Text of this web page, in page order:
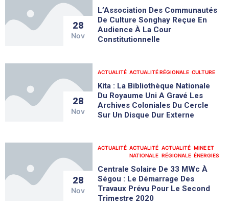
28
Nov
L’Association Des Communautés
De Culture Songhay Reçue En
Audience À La Cour
Constitutionnelle
28
Nov
ACTUALITÉ ACTUALITÉ RÉGIONALE CULTURE
Kita : La Bibliothèque Nationale
Du Royaume Uni A Gravé Les
Archives Coloniales Du Cercle
Sur Un Disque Dur Externe
28
Nov
ACTUALITÉ ACTUALITÉ
NATIONALE
ACTUALITÉ
RÉGIONALE
MINE ET
ÉNERGIES
Centrale Solaire De 33 MWc À
Ségou : Le Démarrage Des
Travaux Prévu Pour Le Second
Trimestre 2020